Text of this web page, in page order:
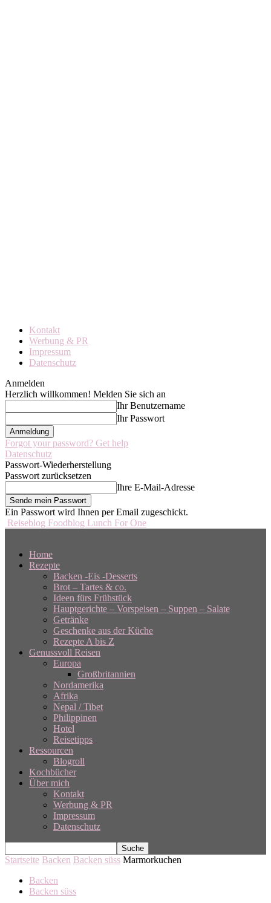
Kontakt
Werbung & PR
Impressum
Datenschutz
Anmelden
Herzlich willkommen! Melden Sie sich an
Ihr Benutzername
Ihr Passwort
Forgot your password? Get help
Datenschutz
Passwort-Wiederherstellung
Passwort zurücksetzen
Ihre E-Mail-Adresse
Ein Passwort wird Ihnen per Email zugeschickt.
Reiseblog Foodblog Lunch For One
Home
Rezepte
Backen -Eis -Desserts
Brot – Tartes & co.
Ideen fürs Frühstück
Hauptgerichte – Vorspeisen – Suppen – Salate
Getränke
Geschenke aus der Küche
Rezepte A bis Z
Genussvoll Reisen
Europa
Großbritannien
Nordamerika
Afrika
Nepal / Tibet
Philippinen
Hotel
Reisetipps
Ressourcen
Blogroll
Kochbücher
Über mich
Kontakt
Werbung & PR
Impressum
Datenschutz
Startseite Backen Backen süss Marmorkuchen
Backen
Backen süss